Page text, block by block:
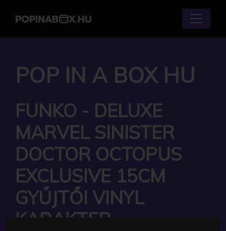
POP IN A BOX HU
FUNKO - DELUXE
MARVEL SINISTER
DOCTOR OCTOPUS
EXCLUSIVE 15CM
GYŰJTŐI VINYL
KARAKTER